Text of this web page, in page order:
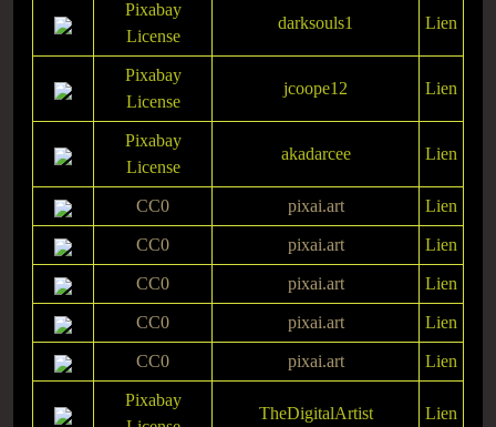
Pixabay
License
darksouls1 Lien
Pixabay
License
jcoope12 Lien
Pixabay
License
akadarcee Lien
CC0 pixai.art Lien
CC0 pixai.art Lien
CC0 pixai.art Lien
CC0 pixai.art Lien
CC0 pixai.art Lien
Pixabay
TheDigitalArtist Lien